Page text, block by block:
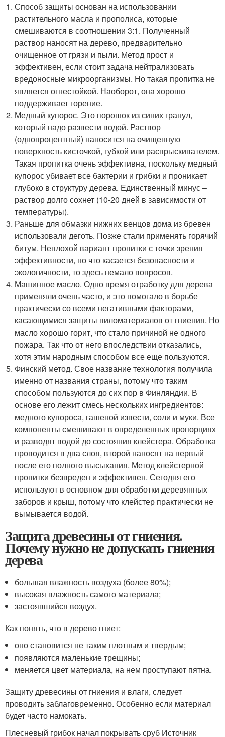
Способ защиты основан на использовании
растительного масла и прополиса, которые
смешиваются в соотношении 3:1. Полученный
раствор наносят на дерево, предварительно
очищенное от грязи и пыли. Метод прост и
эффективен, если стоит задача нейтрализовать
вредоносные микроорганизмы. Но такая пропитка не
является огнестойкой. Наоборот, она хорошо
поддерживает горение.
Медный купорос. Это порошок из синих гранул,
который надо развести водой. Раствор
(однопроцентный) наносится на очищенную
поверхность кисточкой, губкой или распрыскивателем.
Такая пропитка очень эффективна, поскольку медный
купорос убивает все бактерии и грибки и проникает
глубоко в структуру дерева. Единственный минус –
раствор долго сохнет (10-20 дней в зависимости от
температуры).
Раньше для обмазки нижних венцов дома из бревен
использовали деготь. Позже стали применять горячий
битум. Неплохой вариант пропитки с точки зрения
эффективности, но что касается безопасности и
экологичности, то здесь немало вопросов.
Машинное масло. Одно время отработку для дерева
применяли очень часто, и это помогало в борьбе
практически со всеми негативными факторами,
касающимися защиты пиломатериалов от гниения. Но
масло хорошо горит, что стало причиной не одного
пожара. Так что от него впоследствии отказались,
хотя этим народным способом все еще пользуются.
Финский метод. Свое название технология получила
именно от названия страны, потому что таким
способом пользуются до сих пор в Финляндии. В
основе его лежит смесь нескольких ингредиентов:
медного купороса, гашеной извести, соли и муки. Все
компоненты смешивают в определенных пропорциях
и разводят водой до состояния клейстера. Обработка
проводится в два слоя, второй наносят на первый
после его полного высыхания. Метод клейстерной
пропитки безвреден и эффективен. Сегодня его
используют в основном для обработки деревянных
заборов и крыш, потому что клейстер практически не
вымывается водой.
Защита древесины от гниения.
Почему нужно не допускать гниения
дерева
большая влажность воздуха (более 80%);
высокая влажность самого материала;
застоявшийся воздух.
Как понять, что в дерево гниет:
оно становится не таким плотным и твердым;
появляются маленькие трещины;
меняется цвет материала, на нем проступают пятна.
Защиту древесины от гниения и влаги, следует
проводить заблаговременно. Особенно если материал
будет часто намокать.
Плесневый грибок начал покрывать сруб Источник